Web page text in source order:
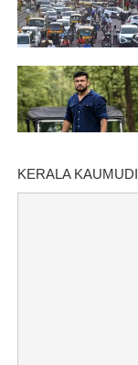
KERALA KAUMUDI